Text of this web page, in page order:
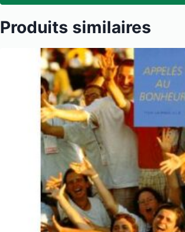
Produits similaires